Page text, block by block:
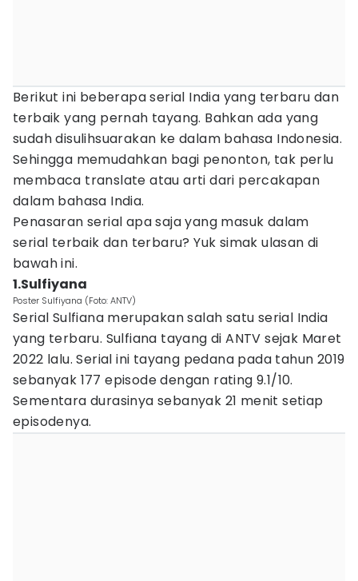
Berikut ini beberapa serial India yang terbaru dan
terbaik yang pernah tayang. Bahkan ada yang
sudah disulihsuarakan ke dalam bahasa Indonesia.
Sehingga memudahkan bagi penonton, tak perlu
membaca translate atau arti dari percakapan
dalam bahasa India.
Penasaran serial apa saja yang masuk dalam
serial terbaik dan terbaru? Yuk simak ulasan di
bawah ini.
1.Sulfiyana
Poster Sulfiyana (Foto: ANTV)
Serial Sulfiana merupakan salah satu serial India
yang terbaru. Sulfiana tayang di ANTV sejak Maret
2022 lalu. Serial ini tayang pedana pada tahun 2019
sebanyak 177 episode dengan rating 9.1/10.
Sementara durasinya sebanyak 21 menit setiap
episodenya.